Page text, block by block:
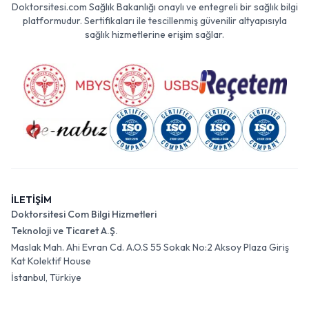
Doktorsitesi.com Sağlık Bakanlığı onaylı ve entegreli bir sağlık bilgi
platformudur. Sertifikaları ile tescillenmiş güvenilir altyapısıyla
sağlık hizmetlerine erişim sağlar.
İLETİŞİM
Doktorsitesi Com Bilgi Hizmetleri
Teknoloji ve Ticaret A.Ş.
Maslak Mah. Ahi Evran Cd. A.O.S 55 Sokak No:2 Aksoy Plaza Giriş
Kat Kolektif House
İstanbul, Türkiye